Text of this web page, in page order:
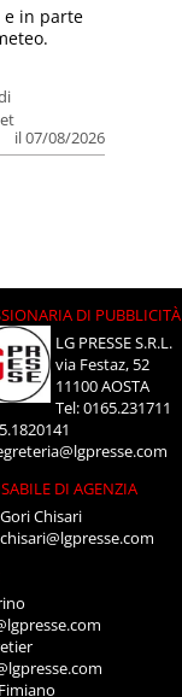
il 07/08/2026
e in parte
DI PUBBLICITÀ
LG PRESSE S.R.L.
via Festaz, 52
11100 AOSTA
Tel: 0165.231711
DI AGENZIA
Chisari